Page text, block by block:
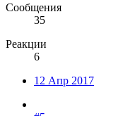
Сообщения
35
Реакции
6
12 Апр 2017